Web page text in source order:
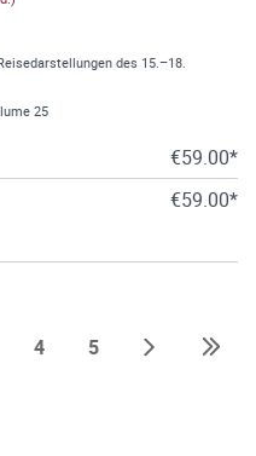
des 15.–18.
25
€59.00*
€59.00*
4 5